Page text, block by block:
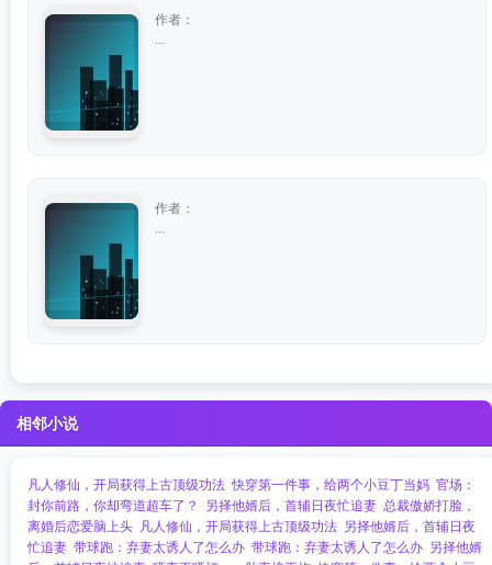
作者：
作者：
相邻小说
凡人修仙，开局获得上古顶级功法 快穿第一件事，给两个小豆丁当妈 官场：
封你前路，你却弯道超车了？
另择他婿后，首辅日夜忙追妻 总裁傲娇打脸，
离婚后恋爱脑上头 凡人修仙，开局获得上古顶级功法 另择他婿后，首辅日夜
忙追妻 带球跑：弃妻太诱人了怎么办 带球跑：弃妻太诱人了怎么办 另择他婿